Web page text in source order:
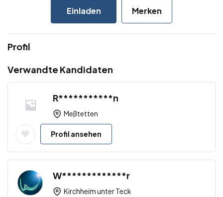
Einladen Merken
Profil
Verwandte Kandidaten
R***********n
Meßtetten
Profil ansehen
W*************r
Kirchheim unter Teck